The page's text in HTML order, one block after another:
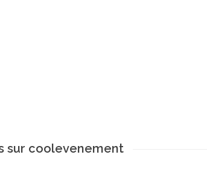
sur coolevenement